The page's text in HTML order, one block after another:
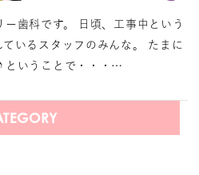
歯科です。 日頃、工事中という
いるスタッフのみんな。 たまに
ということで・・・…